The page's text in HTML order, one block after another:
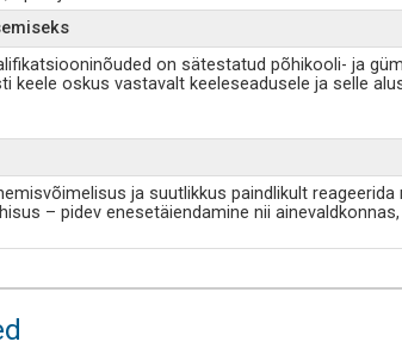
on sätestatud põhikooli- ja
keele oskus vastavalt keeleseadusele ja selle
ja suutlikkus paindlikult
– pidev enesetäiendamine nii